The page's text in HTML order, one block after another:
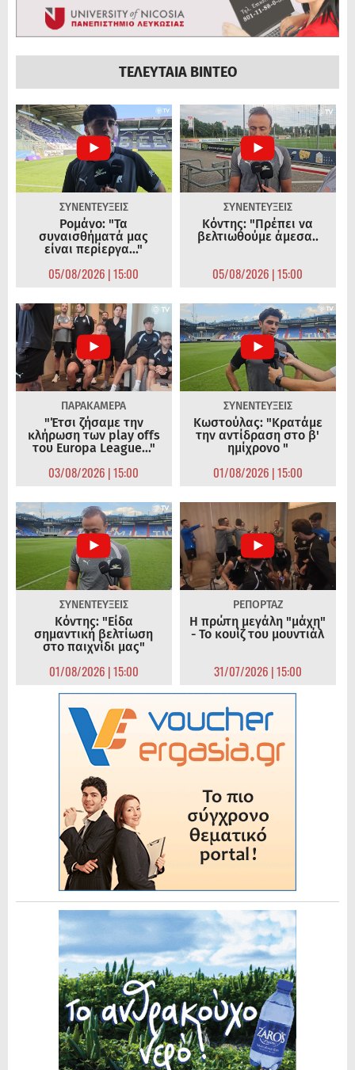
ΤΕΛΕΥΤΑΙΑ ΒΙΝΤΕΟ
ΣΥΝΕΝΤΕΥΞΕΙΣ
Ρομάνο: "Τα
συναισθήματά μας
είναι περίεργα..."
05/08/2026 | 15:00
ΣΥΝΕΝΤΕΥΞΕΙΣ
Κόντης: "Πρέπει να
βελτιωθούμε άμεσα..
05/08/2026 | 15:00
ΠΑΡΑΚΑΜΕΡΑ
"Έτσι ζήσαμε την
κλήρωση των play offs
του Europa League..."
03/08/2026 | 15:00
ΣΥΝΕΝΤΕΥΞΕΙΣ
Κωστούλας: "Κρατάμε
την αντίδραση στο β'
ημίχρονο "
01/08/2026 | 15:00
ΣΥΝΕΝΤΕΥΞΕΙΣ
Κόντης: "Είδα
σημαντική βελτίωση
στο παιχνίδι μας"
01/08/2026 | 15:00
ΡΕΠΟΡΤΑΖ
Η πρώτη μεγάλη "μάχη"
- Το κουίζ του μουντιάλ
31/07/2026 | 15:00